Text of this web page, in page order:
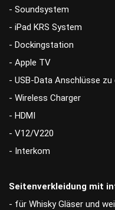
- Soundsystem
- iPad KRS System
- Dockingstation
- Apple TV
- USB-Data Anschlüsse zu
- Wireless Charger
- HDMI
- V12/V220
- Interkom
Seitenverkleidung mit
- für Whisky Gläser und